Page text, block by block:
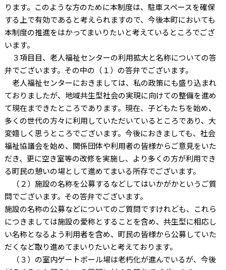
ります。このような方のために本制度は、駐車スペースを確保
する上で有効であると考えられますので、今後本町においても
本制度の推進をはかってまいりたいと考えているところでござ
います。
３項目目、老人福祉センターの利用拡大と名称についての答
弁でございます。その中の（１）の答弁でございます。
老人福祉センターにおきましては、私の政策にも盛り込まれ
ておりましたが、地域共生型社会の実現に向けての整備を進め
て現在まできたところであります。現在、子どもたちを始め、
多くの世代の方々に利用していただいているところであり、大
変嬉しく思うところでございます。今後におきましても、社会
福祉協議会を始め、関係団体や利用者の皆様からご意見をいた
だき、更に空き室等の改修を実施し、より多くの方が利用でき
る町民の憩いの場として進めてまいる所存でございます。
（２）施設の名称を公募するなどしてはいかがかというご質
問でございます。その答弁でございます。
施設の名称の公募などについてのご質問ですけれども、これら
につきましては施設の愛称とすることを含め、共生型に相応し
い名称となるよう利用者を含め、町民の皆様から公募していた
だくなど取り進めてまいりたいと考えております。
（３）の室内ゲートボール場は老朽化が進んでいるが、今後